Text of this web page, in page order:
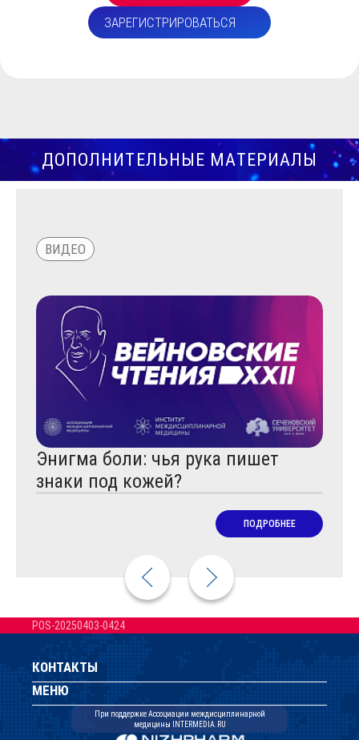
ЗАРЕГИСТРИРОВАТЬСЯ
ДОПОЛНИТЕЛЬНЫЕ МАТЕРИАЛЫ
ВИДЕО
Энигма боли: чья рука пишет
знаки под кожей?
ПОДРОБНЕЕ
POS-20250403-0424
КОНТАКТЫ
МЕНЮ
При поддержке Ассоциации междисциплинарной
медицины INTERMEDIA.RU